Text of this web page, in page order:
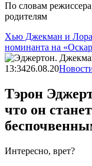
По словам
родителям
Хью Джекман и
номинанта на
13:3426.08.20
Тэрон
что он
Интересно, врет?